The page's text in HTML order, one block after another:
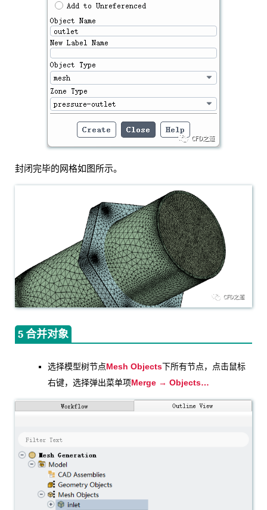
封闭完毕的网格如图所示。
5 合并对象
选择模型树节点Mesh Objects 下所有节点，点击鼠标
右键，选择弹出菜单项Merge → Objects…